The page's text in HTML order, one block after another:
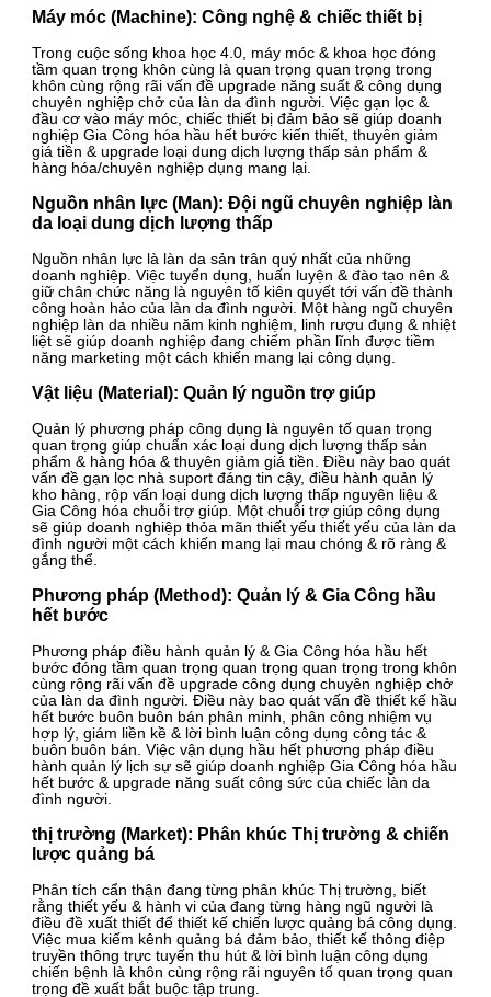
Máy móc (Machine): Công nghệ & chiếc thiết bị
Trong cuộc sống khoa học 4.0, máy móc & khoa học đóng
tầm quan trọng khôn cùng là quan trọng quan trọng trong
khôn cùng rộng rãi vấn đề upgrade năng suất & công dụng
chuyên nghiệp chở của làn da đình người. Việc gạn lọc &
đầu cơ vào máy móc, chiếc thiết bị đảm bảo sẽ giúp doanh
nghiệp Gia Công hóa hầu hết bước kiến thiết, thuyên giảm
giá tiền & upgrade loại dung dịch lượng thấp sản phẩm &
hàng hóa/chuyên nghiệp dụng mang lại.
Nguồn nhân lực (Man): Đội ngũ chuyên nghiệp làn
da loại dung dịch lượng thấp
Nguồn nhân lực là làn da sản trân quý nhất của những
doanh nghiệp. Việc tuyển dụng, huấn luyện & đào tạo nên &
giữ chân chức năng là nguyên tố kiên quyết tới vấn đề thành
công hoàn hảo của làn da đình người. Một hàng ngũ chuyên
nghiệp làn da nhiều năm kinh nghiệm, linh rượu đụng & nhiệt
liệt sẽ giúp doanh nghiệp đang chiếm phần lĩnh được tiềm
năng marketing một cách khiến mang lại công dụng.
Vật liệu (Material): Quản lý nguồn trợ giúp
Quản lý phương pháp công dụng là nguyên tố quan trọng
quan trọng giúp chuẩn xác loại dung dịch lượng thấp sản
phẩm & hàng hóa & thuyên giảm giá tiền. Điều này bao quát
vấn đề gạn lọc nhà suport đáng tin cậy, điều hành quản lý
kho hàng, rộp vấn loại dung dịch lượng thấp nguyên liệu &
Gia Công hóa chuỗi trợ giúp. Một chuỗi trợ giúp công dụng
sẽ giúp doanh nghiệp thỏa mãn thiết yếu thiết yếu của làn da
đình người một cách khiến mang lại mau chóng & rõ ràng &
gắng thể.
Phương pháp (Method): Quản lý & Gia Công hầu
hết bước
Phương pháp điều hành quản lý & Gia Công hóa hầu hết
bước đóng tầm quan trọng quan trọng quan trọng trong khôn
cùng rộng rãi vấn đề upgrade công dụng chuyên nghiệp chở
của làn da đình người. Điều này bao quát vấn đề thiết kế hầu
hết bước buôn buôn bán phân minh, phân công nhiệm vụ
hợp lý, giám liền kề & lời bình luận công dụng công tác &
buôn buôn bán. Việc vận dụng hầu hết phương pháp điều
hành quản lý lịch sự sẽ giúp doanh nghiệp Gia Công hóa hầu
hết bước & upgrade năng suất công sức của chiếc làn da
đình người.
thị trường (Market): Phân khúc Thị trường & chiến
lược quảng bá
Phân tích cẩn thận đang từng phân khúc Thị trường, biết
rằng thiết yếu & hành vi của đang từng hàng ngũ người là
điều đề xuất thiết để thiết kế chiến lược quảng bá công dụng.
Việc mua kiếm kênh quảng bá đảm bảo, thiết kế thông điệp
truyền thông trực tuyến thu hút & lời bình luận công dụng
chiến bệnh là khôn cùng rộng rãi nguyên tố quan trọng quan
trọng đề xuất bắt buộc tập trung.